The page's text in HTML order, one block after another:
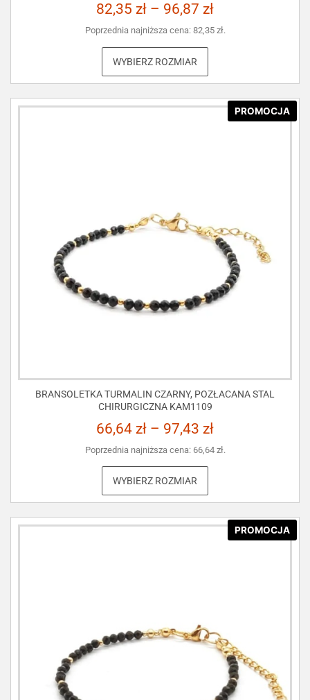
82,35 zł – 96,87 zł
Poprzednia najniższa cena: 82,35 zł.
WYBIERZ ROZMIAR
PROMOCJA
BRANSOLETKA TURMALIN CZARNY, POZŁACANA STAL
CHIRURGICZNA KAM1109
66,64 zł – 97,43 zł
Poprzednia najniższa cena: 66,64 zł.
WYBIERZ ROZMIAR
PROMOCJA